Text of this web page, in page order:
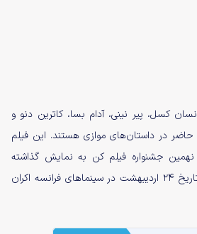
ونسان کسل، پیر نینی، آدام بسا، کاترین دنو و
حاضر در داستان‌های موازی هستند. این فیلم
جشنواره فیلم کن به نمایش گذاشته
می‌شود و انتظار می‌رود در تاریخ ۲۴ اردیبهشت در سینماهای فرانسه اکران